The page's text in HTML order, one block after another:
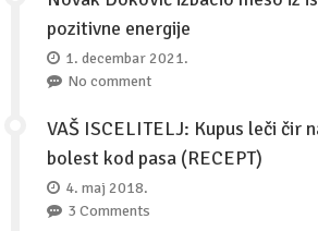
pozitivne energije
1. decembar 2021.
No comment
VAŠ ISCELITELJ: Kupus leči čir
bolest kod pasa (RECEPT)
4. maj 2018.
3 Comments